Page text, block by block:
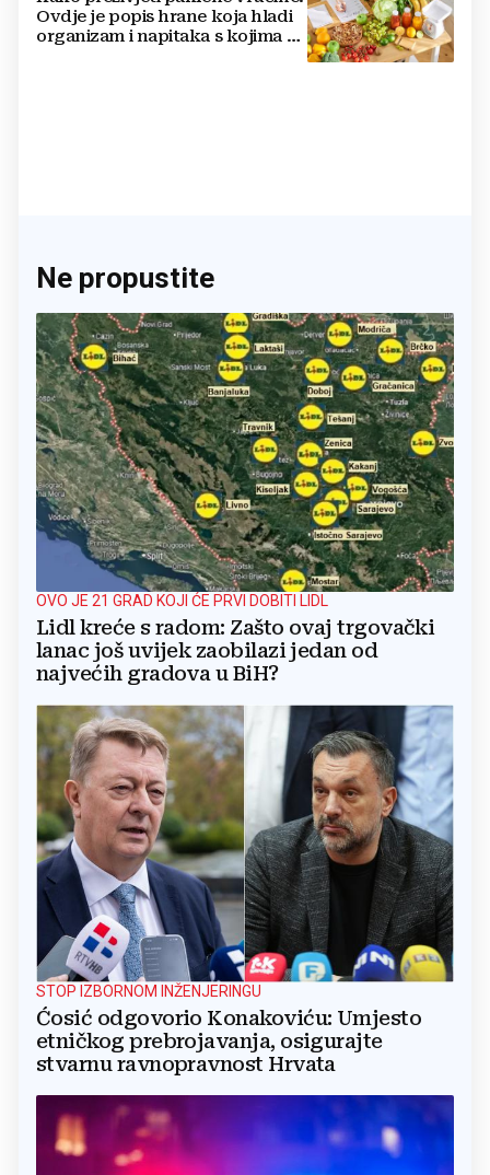
Ovdje je popis hrane koja hladi
organizam i napitaka s kojima si
Ne propustite
OVO JE 21 GRAD KOJI ĆE PRVI DOBITI LIDL
Lidl kreće s radom: Zašto ovaj trgovački
lanac još uvijek zaobilazi jedan od
najvećih gradova u BiH?
STOP IZBORNOM INŽENJERINGU
Ćosić odgovorio Konakoviću: Umjesto
etničkog prebrojavanja, osigurajte
stvarnu ravnopravnost Hrvata